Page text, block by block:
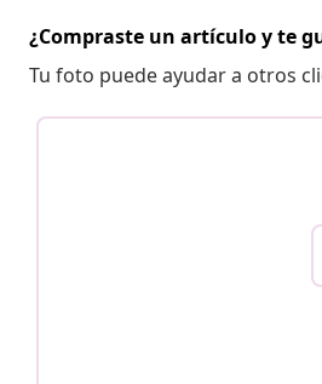
¿Compraste un artículo y te
Tu foto puede ayudar a otros